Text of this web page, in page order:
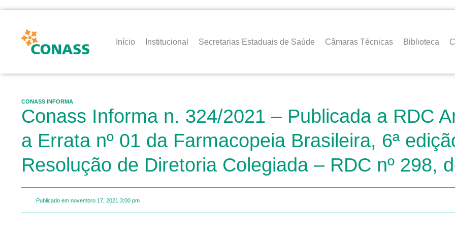
Início Institucional Secretarias Estaduais de Saúde Câmaras Técnicas Biblioteca
CONASS INFORMA
Conass Informa n. 324/2021 – Publicada a RDC
a Errata nº 01 da Farmacopeia Brasileira, 6ª
Resolução de Diretoria Colegiada – RDC nº 298,
Publicado em novembro 17, 2021 3:00 pm